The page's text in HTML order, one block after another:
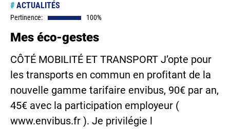
# ACTUALITÉS
Pertinence: 100%
Mes éco-gestes
CÔTÉ MOBILITÉ ET TRANSPORT J’opte pour
les transports en commun en profitant de la
nouvelle gamme tarifaire envibus, 90€ par an,
45€ avec la participation employeur (
www.envibus.fr ). Je privilégie l